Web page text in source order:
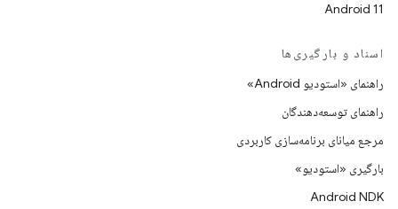
Android 11
اسناد و بارگیری‌ها
راهنمای «استودیو Android»
راهنمای توسعه‌دهندگان
مرجع میانای برنامه‌سازی کاربردی
بارگیری «استودیو»
Android NDK